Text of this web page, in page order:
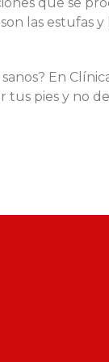
las estufas y
En
tus pies y no